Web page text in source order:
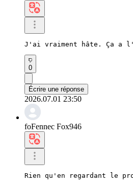
J'ai vraiment hâte. Ça a
0
Écrire une réponse
2026.07.01 23:50
foFennec Fox946
Rien qu'en regardant le